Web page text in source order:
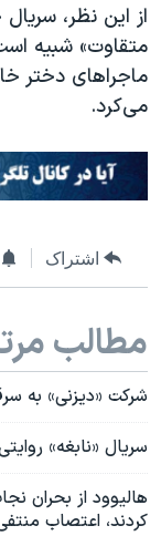
از این نظر،
متقاوت» شبیه
ماجراهای دختر
می‌کرد.
اشتراک
مطالب
شرکت «دیزنی» به
سریال «نابغه»
هالیوود از بحران
کردند، اعتصاب